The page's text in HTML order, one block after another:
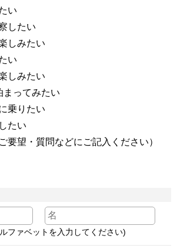
い
したい
しみたい
い
しみたい
まってみたい
乗りたい
たい
要望・質問などにご記入ください）
ファベットを入力してください)